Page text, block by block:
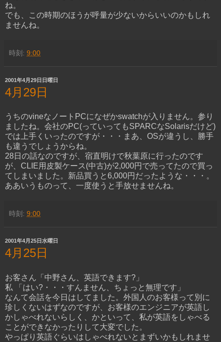
ね。
でも、この時期のほうが呼量が少ないからいいのかもしれ
ませんね。
時刻: 9:00
2001年4月29日日曜日
4月29日
うちのvineなノートPCになぜかswatchが入りません。参り
ましたね。会社のPC(っていってもSPARCなSolarisだけど)
では上手くいったのですが・・・まあ、OSが違うし、勝手
も違うでしょうからね。
28日の話なのですが、宿直明けで秋葉原に行ったのです
が、CLIE用皮製ケース(中古)が2,000円で売ってたので買っ
てしまいました。新品買うと6,000円だったような・・・。
ああいうものって、一度使うと手放せませんね。
時刻: 9:00
2001年4月25日水曜日
4月25日
お客さん「中野さん、英語できます?」
私 「はい?・・・すんません、ちょっと無理です」
なんて会話を今日はしてました。外国人のお客様って別に
珍しくないはずなのですが、お客様のエンジニアが英語し
かしゃべれないらしく、かといって、私が英語をしゃべる
ことができなかったりして大変でした。
やっぱり英語ぐらいはしゃべれないとまずいかもしれませ